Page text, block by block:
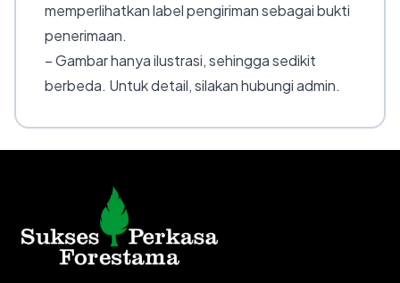
memperlihatkan label pengiriman sebagai bukti
penerimaan.
– Gambar hanya ilustrasi, sehingga sedikit
berbeda. Untuk detail, silakan hubungi admin.